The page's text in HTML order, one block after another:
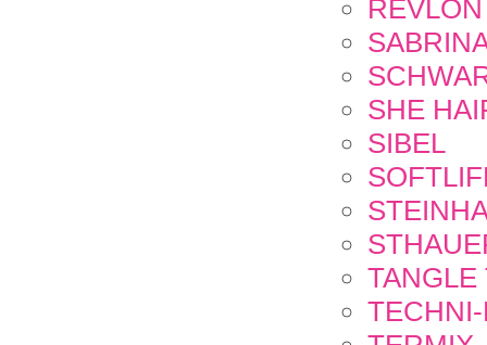
REVLON
SHE
SIBEL
TANGLE